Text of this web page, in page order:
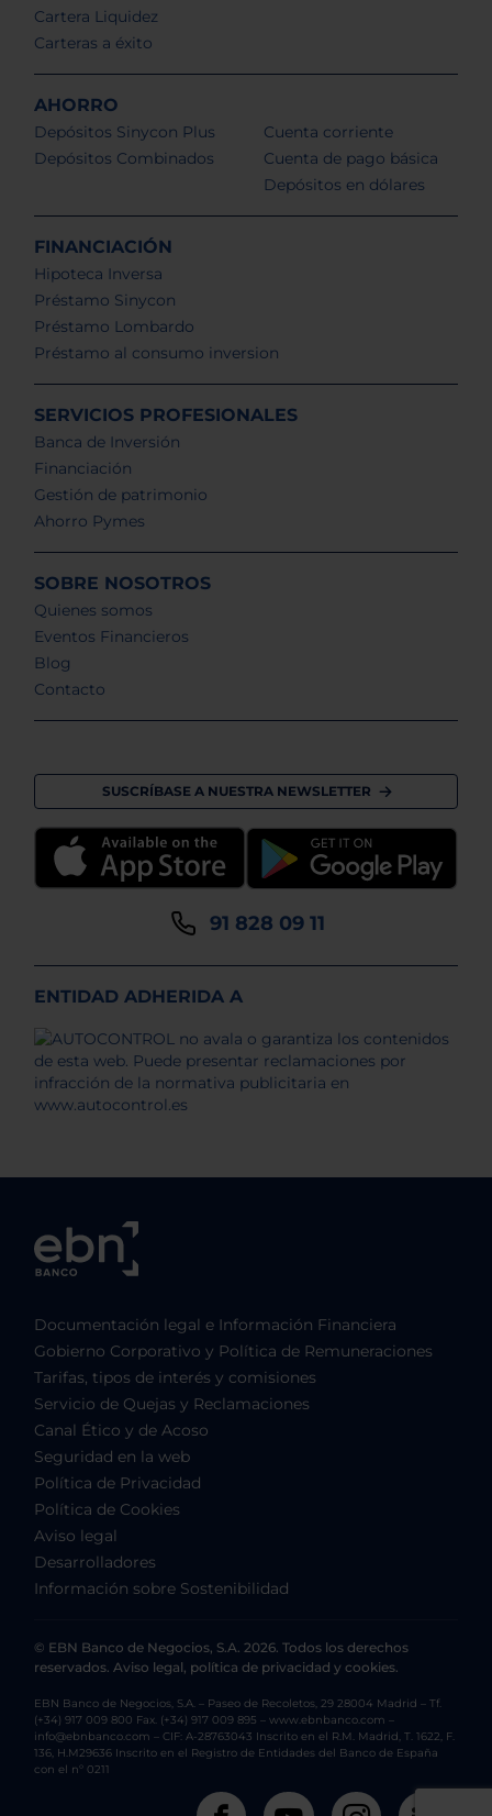
Cartera Liquidez
Carteras a éxito
AHORRO
Depósitos Sinycon Plus
Depósitos Combinados
Cuenta corriente
Cuenta de pago básica
Depósitos en dólares
FINANCIACIÓN
Hipoteca Inversa
Préstamo Sinycon
Préstamo Lombardo
Préstamo al consumo inversion
SERVICIOS PROFESIONALES
Banca de Inversión
Financiación
Gestión de patrimonio
Ahorro Pymes
SOBRE NOSOTROS
Quienes somos
Eventos Financieros
Blog
Contacto
SUSCRÍBASE A NUESTRA NEWSLETTER
91 828 09 11
ENTIDAD ADHERIDA A
Documentación legal e Información Financiera
Gobierno Corporativo y Política de Remuneraciones
Tarifas, tipos de interés y comisiones
Servicio de Quejas y Reclamaciones
Canal Ético y de Acoso
Seguridad en la web
Política de Privacidad
Política de Cookies
Aviso legal
Desarrolladores
Información sobre Sostenibilidad
© EBN Banco de Negocios, S.A. 2026. Todos los derechos
reservados. Aviso legal, política de privacidad y cookies.
EBN Banco de Negocios, S.A. – Paseo de Recoletos, 29 28004 Madrid – Tf.
(+34) 917 009 800 Fax. (+34) 917 009 895 – www.ebnbanco.com –
info@ebnbanco.com – CIF: A-28763043 Inscrito en el R.M. Madrid, T. 1622, F.
136, H.M29636 Inscrito en el Registro de Entidades del Banco de España
con el nº 0211